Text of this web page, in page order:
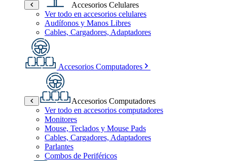
Accesorios Celulares
Ver todo en accesorios celulares
Audífonos y Manos Libres
Cables, Cargadores, Adaptadores
Accesorios Computadores
Accesorios Computadores
Ver todo en accesorios computadores
Monitores
Mouse, Teclados y Mouse Pads
Cables, Cargadores, Adaptadores
Parlantes
Combos de Periféricos